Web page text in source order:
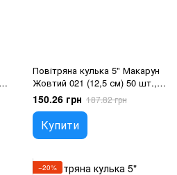
Повітряна кулька 5" Макарун
Жовтий 021 (12,5 см) 50 шт.,
100 шт., 5"/12.5см, Жовтий,
Гелій або повітря
150.26 грн 187.82 грн
Купити
−20%